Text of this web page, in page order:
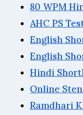
80 WPM
AHC PS
English
English
Hindi
Online
Ramdhari